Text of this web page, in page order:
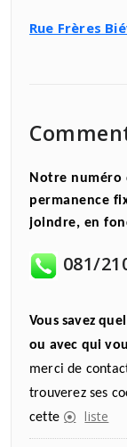
Rue Frères
Notre numéro
permanence
joindre, en
081/
Vous savez
ou avec qui
merci de
trouverez ses
cette
liste